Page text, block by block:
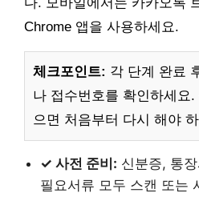
다. 모바일에서는 카카오톡
Chrome 앱을 사용하세요.
체크포인트: 각 단계 완료
나 접수번호를 확인하세요
으면 처음부터 다시 해야
✓ 사전 준비: 신분증, 통
필요서류 모두 스캔 또는